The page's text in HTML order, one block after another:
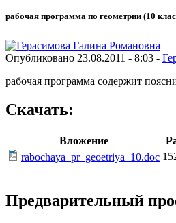
рабочая программа по геометрии (10
Опубликовано 23.08.2011 - 8:03 -
рабочая программа содержит
Скачать:
Вложение
rabochaya_pr_geoetriya_10.doc
Предварительный